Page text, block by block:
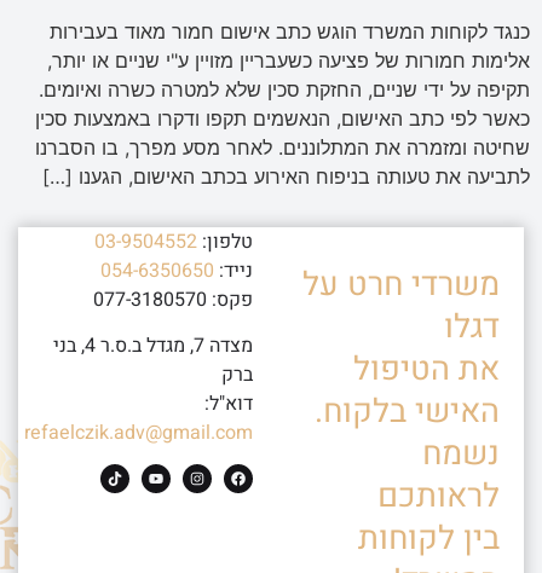
כנגד לקוחות המשרד הוגש כתב אישום חמור מאוד בעבירות
אלימות חמורות של פציעה כשעבריין מזויין ע"י שניים או יותר,
תקיפה על ידי שניים, החזקת סכין שלא למטרה כשרה ואיומים.
כאשר לפי כתב האישום, הנאשמים תקפו ודקרו באמצעות סכין
שחיטה ומזמרה את המתלוננים. לאחר מסע מפרך, בו הסברנו
לתביעה את טעותה בניפוח האירוע בכתב האישום, הגענו […]
משרדי חרט על
דגלו
את הטיפול
האישי בלקוח.
נשמח
לראותכם
בין לקוחות
טלפון: 03-9504552
נייד: 054-6350650
פקס: 077-3180570
מצדה 7, מגדל ב.ס.ר 4, בני
ברק
דוא"ל:
refaelczik.adv@gmail.com